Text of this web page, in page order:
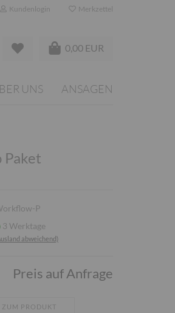
Kundenlogin Merkzettel
0,00 EUR
UNS ANSAGEN
P
3 Werktage
abweichend)
Preis auf Anfrage
ZUM PRODUKT